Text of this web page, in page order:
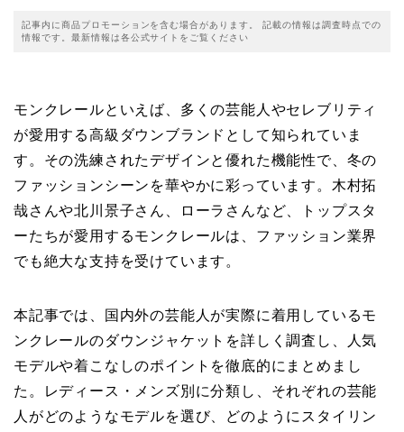
記事内に商品プロモーションを含む場合があります。 記載の情報は調査時点での
情報です。最新情報は各公式サイトをご覧ください
モンクレールといえば、多くの芸能人やセレブリティ
が愛用する高級ダウンブランドとして知られていま
す。その洗練されたデザインと優れた機能性で、冬の
ファッションシーンを華やかに彩っています。木村拓
哉さんや北川景子さん、ローラさんなど、トップスタ
ーたちが愛用するモンクレールは、ファッション業界
でも絶大な支持を受けています。
本記事では、国内外の芸能人が実際に着用しているモ
ンクレールのダウンジャケットを詳しく調査し、人気
モデルや着こなしのポイントを徹底的にまとめまし
た。レディース・メンズ別に分類し、それぞれの芸能
人がどのようなモデルを選び、どのようにスタイリン